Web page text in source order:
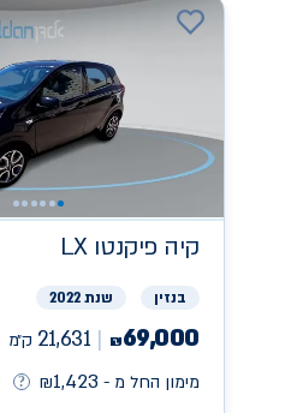
קיה פיקנטו LX
בנזין שנת 2022
₪69,000
21,631 ק״מ
מימון החל מ -
₪1,423